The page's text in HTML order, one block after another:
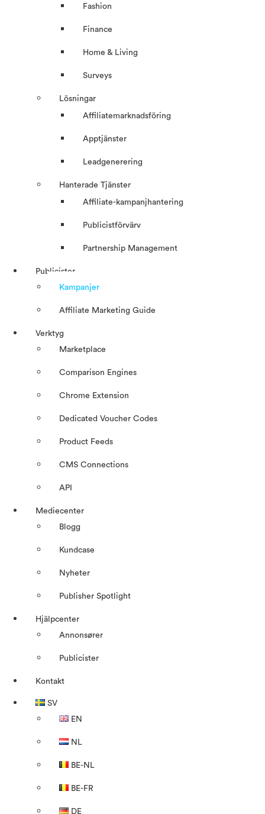
Fashion
Finance
Home & Living
Surveys
Lösningar
Affiliatemarknadsföring
Apptjänster
Leadgenerering
Hanterade Tjänster
Affiliate-kampanjhantering
Publicistförvärv
Partnership Management
Publicister
Kampanjer
Affiliate Marketing Guide
Verktyg
Marketplace
Comparison Engines
Chrome Extension
Dedicated Voucher Codes
Product Feeds
CMS Connections
API
Mediecenter
Blogg
Kundcase
Nyheter
Publisher Spotlight
Hjälpcenter
Annonsører
Publicister
Kontakt
SV
EN
NL
BE-NL
BE-FR
DE